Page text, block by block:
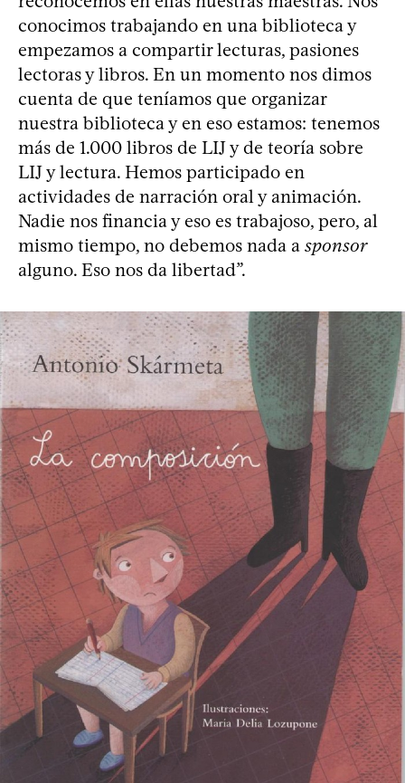
conocimos trabajando en una biblioteca y
empezamos a compartir lecturas, pasiones
lectoras y libros. En un momento nos dimos
cuenta de que teníamos que organizar
nuestra biblioteca y en eso estamos: tenemos
más de 1.000 libros de LIJ y de teoría sobre
LIJ y lectura. Hemos participado en
actividades de narración oral y animación.
Nadie nos financia y eso es trabajoso, pero, al
mismo tiempo, no debemos nada a sponsor
alguno. Eso nos da libertad”.